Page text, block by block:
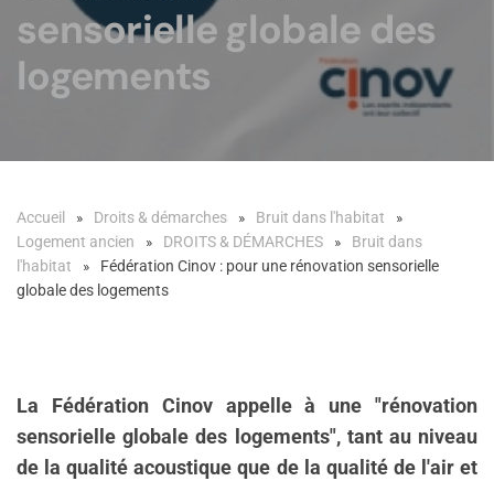
sensorielle globale des
logements
Accueil Droits & démarches
Bruit dans l'habitat
Logement ancien
DROITS & DÉMARCHES
Bruit dans
l'habitat
Fédération Cinov : pour une rénovation sensorielle
globale des logements
La Fédération Cinov appelle à une "rénovation
sensorielle globale des logements", tant au niveau
de la qualité acoustique que de la qualité de l'air et